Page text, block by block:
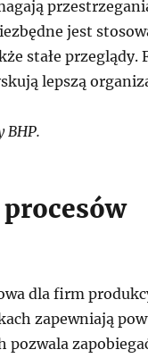
jest
stałe przeglądy.
lepszą
BHP.
dla firm
zapewniają